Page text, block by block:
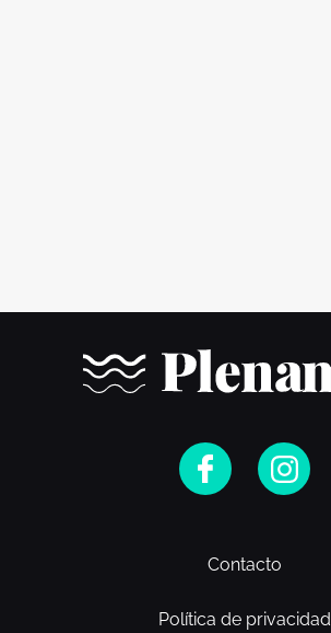
Contacto
Política de privacidad